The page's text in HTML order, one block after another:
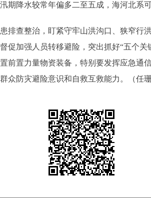
降水较常年偏多二至五成，海河北系可
查整治，盯紧守牢山洪沟口、狭窄行洪
促加强人员转移避险，突出抓好“五个关
前置力量物资装备，特别要发挥应急通
众防灾避险意识和自救互救能力。（任珊